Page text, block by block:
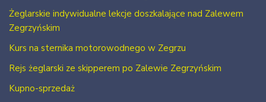
Żeglarskie indywidualne lekcje doszkalające nad Zalewem
Zegrzyńskim
Kurs na sternika motorowodnego w Zegrzu
Rejs żeglarski ze skipperem po Zalewie Zegrzyńskim
Kupno-sprzedaż